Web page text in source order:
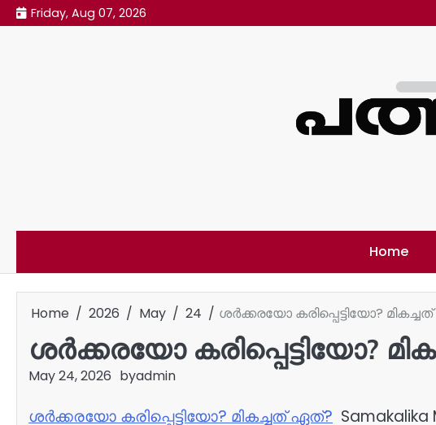
Skip
to
Friday, Aug 07, 2026
Home
Home 2026 May 24 ശർക്കരയോ കരിപ്പെട്ടിയോ?
ശർക്കരയോ കരിപ്പെട്ടിയോ?
May 24, 2026 byadmin
ശർക്കരയോ കരിപ്പെട്ടിയോ? മികച്ചത് ഏത്?